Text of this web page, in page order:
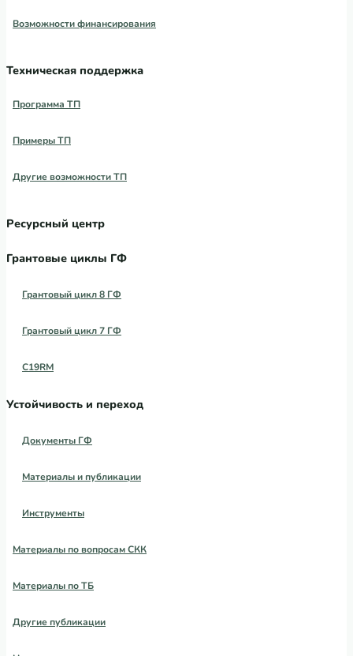
Возможности финансирования
Техническая поддержка
Программа ТП
Примеры ТП
Другие возможности ТП
Ресурсный центр
Грантовые циклы ГФ
Грантовый цикл 8 ГФ
Грантовый цикл 7 ГФ
C19RM
Устойчивость и переход
Документы ГФ
Материалы и публикации
Инструменты
Материалы по вопросам СКК
Материалы по ТБ
Другие публикации